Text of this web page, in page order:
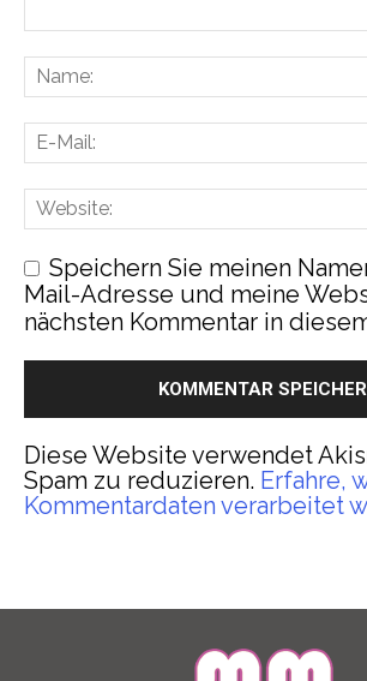
Speichern Sie meinen
Mail-Adresse und meine
nächsten Kommentar in
Diese Website verwendet
Spam zu reduzieren. Erfahre,
Kommentardaten verarbeitet